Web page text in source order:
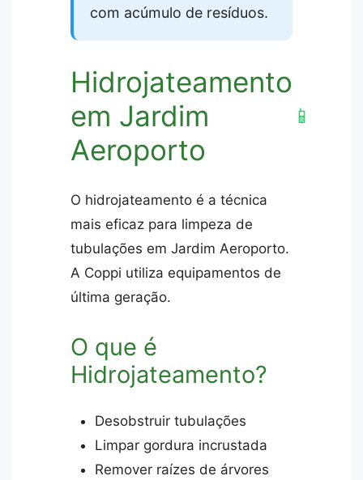
com acúmulo de resíduos.
Hidrojateamento
em Jardim
Aeroporto
📱
O hidrojateamento é a técnica
mais eficaz para limpeza de
tubulações em Jardim Aeroporto.
A Coppi utiliza equipamentos de
última geração.
O que é
Hidrojateamento?
Desobstruir tubulações
Limpar gordura incrustada
Remover raízes de árvores